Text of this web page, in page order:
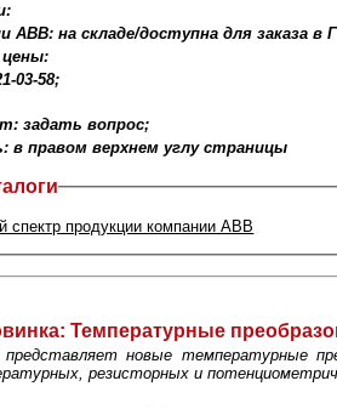
ABB: на складе/доступна для заказа
цены:
03-58;
задать вопрос;
в правом верхнем углу страницы
спектр продукции компании ABB
Температурные
новые температурные
резисторных и